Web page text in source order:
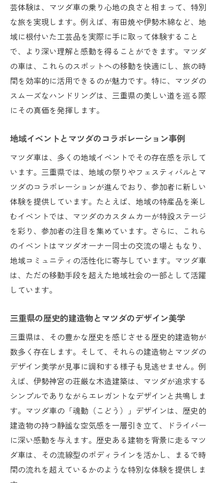
芸体験は、マツダ車の乗り心地の良さと相まって、特別
な旅を実現します。例えば、有田焼や伊勢木綿など、地
域に根付いた工芸品を実際に手に取って体験すること
で、より深い理解と感動を得ることができます。マツダ
の車は、これらのスポットへの移動を快適にし、旅の時
間を効率的に活用できるのが魅力です。特に、マツダの
スムーズなハンドリングは、三重県の美しい道を巡る際
にその真価を発揮します。
地域イベントとマツダのコラボレーション事例
マツダ車は、多くの地域イベントでその存在感を示して
います。三重県では、地域の祭りやフェスティバルとマ
ツダのコラボレーションが進んでおり、参加者に新しい
体験を提供しています。たとえば、地域の特産品を楽し
むイベントでは、マツダのカスタムカーが特設ステージ
を彩り、参加者の注目を集めています。さらに、これら
のイベントはマツダオーナー同士の交流の場ともなり、
地域コミュニティの活性化に寄与しています。マツダ車
は、ただの移動手段を超えた地域社会の一部として活躍
しています。
三重県の歴史的建造物とマツダのデザイン美学
三重県は、その豊かな歴史を感じさせる歴史的建造物が
数多く存在します。そして、それらの建造物とマツダの
デザイン美学が見事に調和する様子も見逃せません。例
えば、伊勢神宮の荘厳な木造建築は、マツダが追求する
シンプルでありながらエレガントなデザインと共鳴しま
す。マツダ車の「魂動（こどう）」デザインは、歴史的
建造物の持つ静謐な空気感を一層引き立て、ドライバー
に深い感動を与えます。歴史ある建物を背景に走るマツ
ダ車は、その流線型のボディラインを活かし、まるで時
間の流れを超えているかのような特別な体験を提供しま